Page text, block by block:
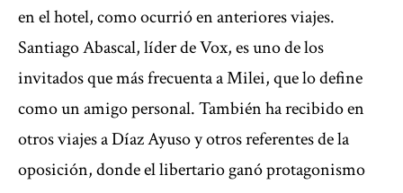
en el hotel, como ocurrió en anteriores viajes.
Santiago Abascal, líder de Vox, es uno de los
invitados que más frecuenta a Milei, que lo define
como un amigo personal. También ha recibido en
otros viajes a Díaz Ayuso y otros referentes de la
oposición, donde el libertario ganó protagonismo